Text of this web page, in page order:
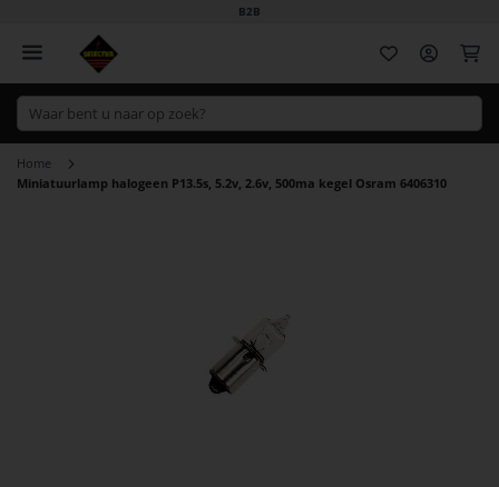
B2B
Home
Miniatuurlamp halogeen P13.5s, 5.2v, 2.6v, 500ma kegel Osram 6406310